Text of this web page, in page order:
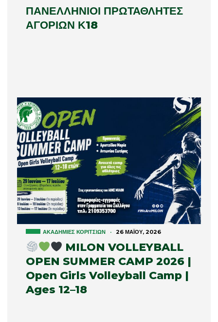
ΠΑΝΕΛΛΗΝΙΟΙ ΠΡΩΤΑΘΛΗΤΕΣ
ΑΓΟΡΙΩΝ Κ18
ΑΚΑΔΗΜΊΕΣ ΚΟΡΙΤΣΙΏΝ · 26 ΜΑΪ́ΟΥ, 2026
MILON VOLLEYBALL
OPEN SUMMER CAMP 2026 |
Open Girls Volleyball Camp |
Ages 12–18